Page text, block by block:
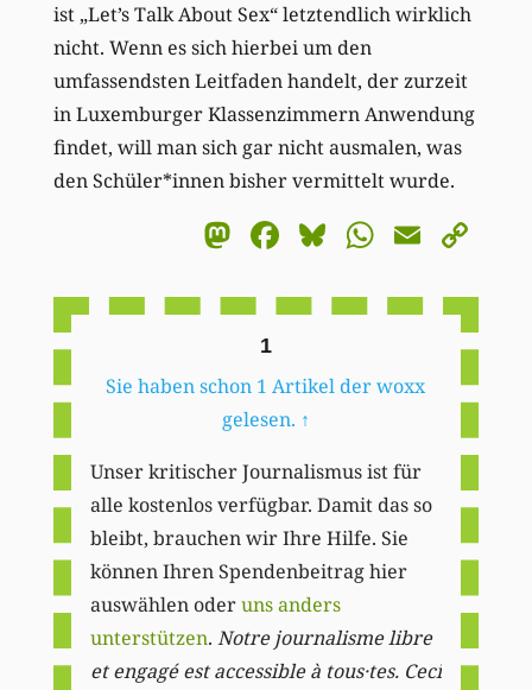
ist „Let’s Talk About Sex“ letztendlich wirklich
nicht. Wenn es sich hierbei um den
umfassendsten Leitfaden handelt, der zurzeit
in Luxemburger Klassenzimmern Anwendung
findet, will man sich gar nicht ausmalen, was
den Schüler*innen bisher vermittelt wurde.
Mastodon
Facebook
BlueskyEmail
1
Sie haben schon 1 Artikel der woxx
gelesen. ↑
Unser kritischer Journalismus ist für
alle kostenlos verfügbar. Damit das so
bleibt, brauchen wir Ihre Hilfe. Sie
können Ihren Spendenbeitrag hier
auswählen oderuns anders
unterstützen. Notre journalisme libre
et engagé est accessible à tous·tes. Ceci